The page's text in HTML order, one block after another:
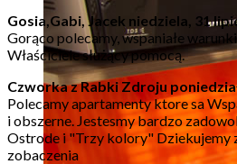
Gosia,Gabi, Jacek niedziela, 31
Gorąco polecamy, wspaniałe
Właściciele służący pomocą.
Czworka z Rabki Zdroju
Polecamy apartamenty ktore sa
i obszerne. Jestesmy bardzo
Ostrode i "Trzy kolory" Dziekujemy
zobaczenia